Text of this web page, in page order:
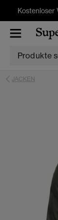
Kostenloser
JACKEN